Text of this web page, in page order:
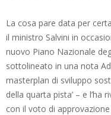
La cosa pare data per
il ministro Salvini in
nuovo Piano Nazionale
sottolineato in una nota
masterplan di sviluppo
della quarta pista’ – e l’ha
con il voto di